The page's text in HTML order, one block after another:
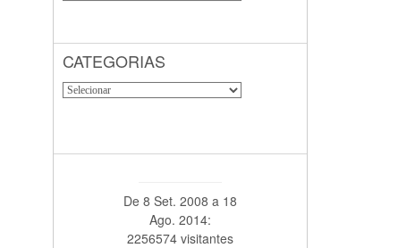
CATEGORIAS
De 8 Set. 2008 a 18
Ago. 2014:
2256574 visitantes